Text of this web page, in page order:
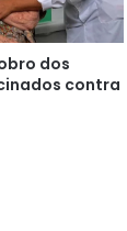
dos
contra